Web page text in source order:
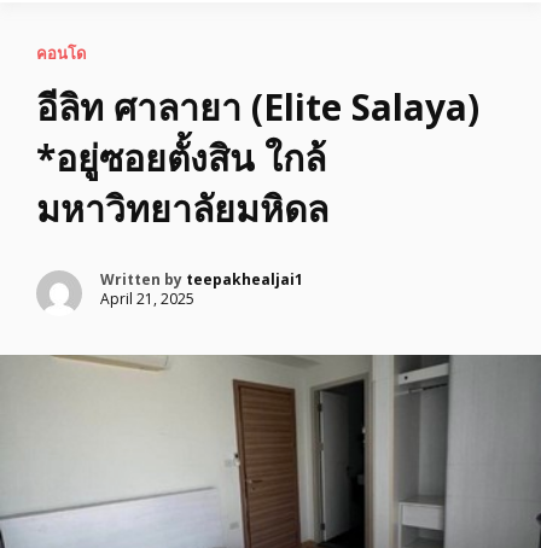
คอนโด
อีลิท ศาลายา (Elite Salaya)
*อยู่ซอยตั้งสิน ใกล้
มหาวิทยาลัยมหิดล
Written by teepakhealjai1
April 21, 2025